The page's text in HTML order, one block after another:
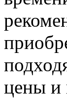
цены и